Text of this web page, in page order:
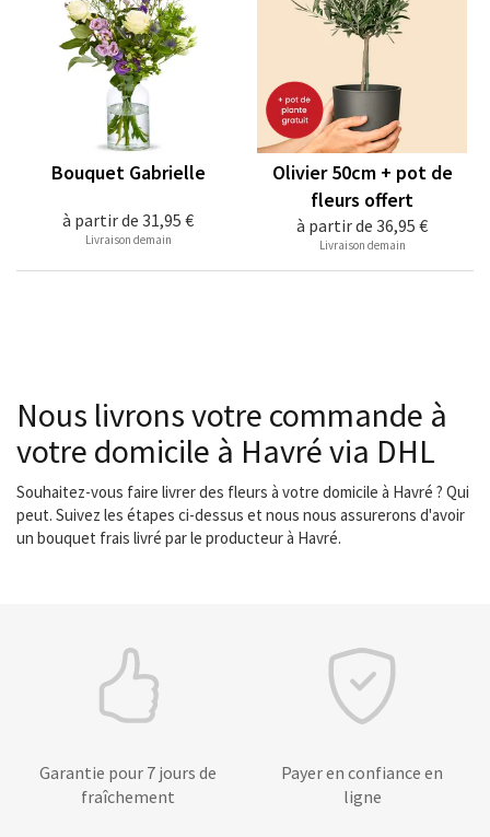
à partir de 31,95 €
Bouquet Gabrielle
Livraison demain
à partir de 36,95 €
Olivier 50cm + pot de
fleurs offert
Livraison demain
Nous livrons votre commande à
votre domicile à Havré via DHL
Souhaitez-vous faire livrer des fleurs à votre domicile à Havré ? Qui
peut. Suivez les étapes ci-dessus et nous nous assurerons d'avoir
un bouquet frais livré par le producteur à Havré.
Garantie pour 7 jours de
fraîchement
Payer en confiance en
ligne